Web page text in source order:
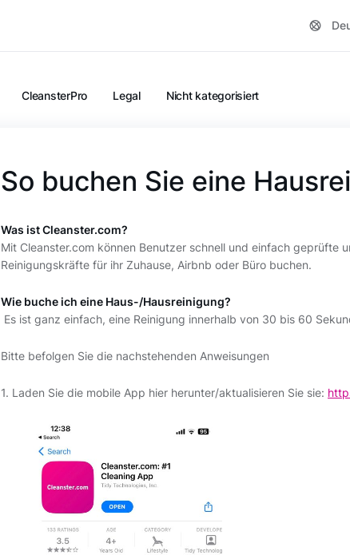
CleansterPro Legal Nicht kategorisiert
So buchen Sie eine
Was ist Cleanster.com?
Mit Cleanster.com können Benutzer schnell und einfach geprüfte
Reinigungskräfte für ihr Zuhause, Airbnb oder Büro buchen.
Wie buche ich eine Haus-/Hausreinigung?
Es ist ganz einfach, eine Reinigung innerhalb von 30 bis 60
Bitte befolgen Sie die nachstehenden Anweisungen
1. Laden Sie die mobile App hier herunter/aktualisieren Sie sie: